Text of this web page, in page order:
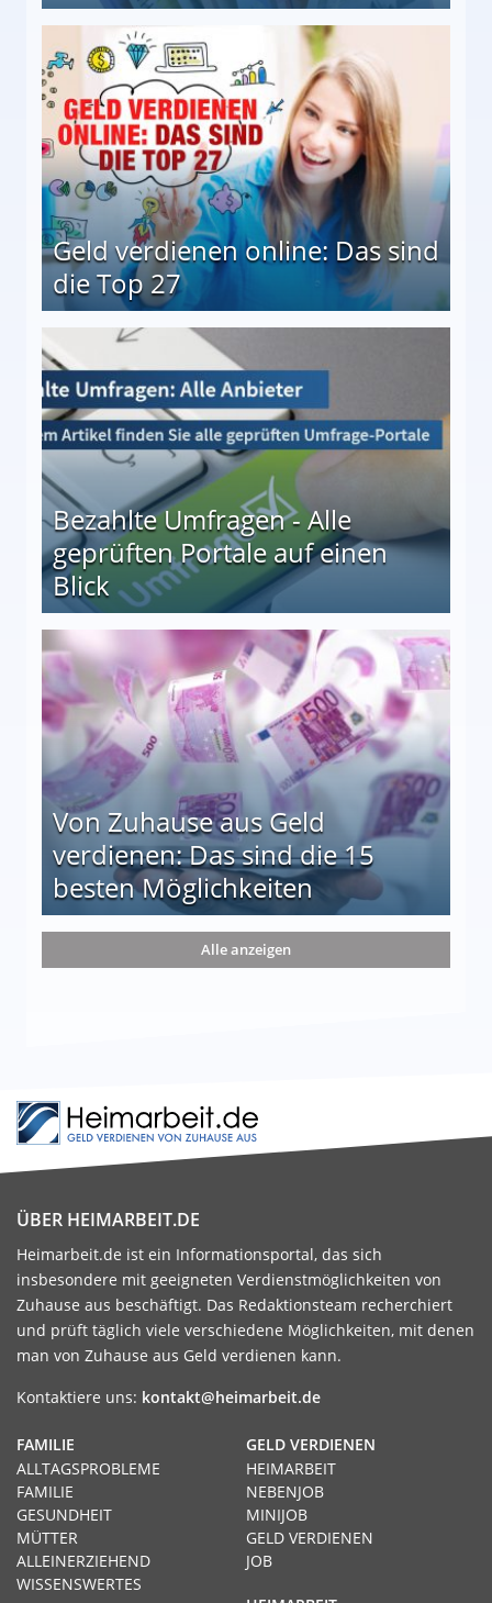
Geld verdienen online: Das sind
die Top 27
Bezahlte Umfragen - Alle
geprüften Portale auf einen
Blick
auf einen Blick
Von Zuhause aus Geld
verdienen: Das sind die 15
besten Möglichkeiten
die 15 besten Möglichkeiten
Alle anzeigen
ÜBER HEIMARBEIT.DE
Heimarbeit.de ist ein Informationsportal, das sich
insbesondere mit geeigneten Verdienstmöglichkeiten von
Zuhause aus beschäftigt. Das Redaktionsteam recherchiert
und prüft täglich viele verschiedene Möglichkeiten, mit denen
man von Zuhause aus Geld verdienen kann.
Kontaktiere uns: kontakt@heimarbeit.de
GELD VERDIENEN
HEIMARBEIT
NEBENJOB
MINIJOB
GELD VERDIENEN
JOB
FAMILIE
ALLTAGSPROBLEME
FAMILIE
GESUNDHEIT
MÜTTER
ALLEINERZIEHEND
WISSENSWERTES